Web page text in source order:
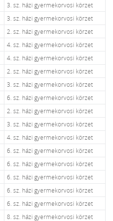
3. sz. házi gyermekorvosi körzet
3. sz. házi gyermekorvosi körzet
2. sz. házi gyermekorvosi körzet
4. sz. házi gyermekorvosi körzet
4. sz. házi gyermekorvosi körzet
2. sz. házi gyermekorvosi körzet
3. sz. házi gyermekorvosi körzet
6. sz. házi gyermekorvosi körzet
2. sz. házi gyermekorvosi körzet
3. sz. házi gyermekorvosi körzet
4. sz. házi gyermekorvosi körzet
6. sz. házi gyermekorvosi körzet
6. sz. házi gyermekorvosi körzet
6. sz. házi gyermekorvosi körzet
6. sz. házi gyermekorvosi körzet
6. sz. házi gyermekorvosi körzet
8. sz. házi gyermekorvosi körzet